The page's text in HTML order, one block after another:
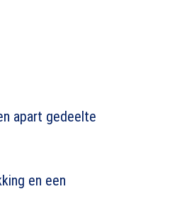
apart gedeelte
en een